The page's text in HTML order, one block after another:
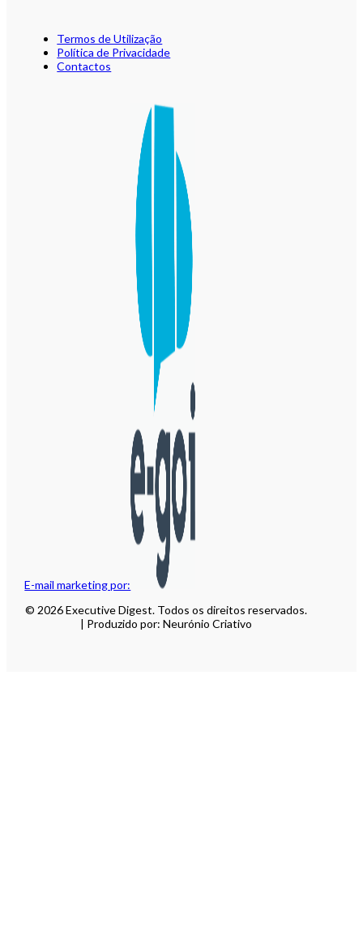
E-mail marketing por:
Termos de Utilização
Política de Privacidade
Contactos
© 2026 Executive Digest. Todos os direitos reservados.
| Produzido por: Neurónio Criativo